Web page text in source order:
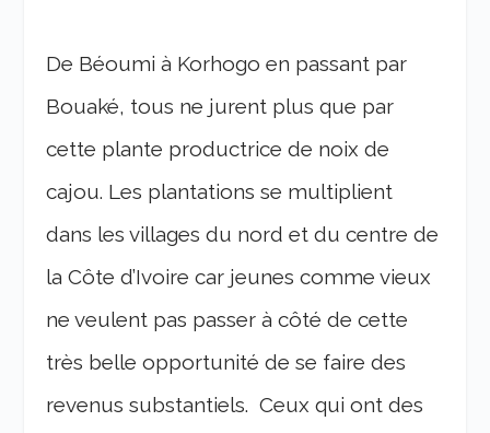
De Béoumi à Korhogo en passant par
Bouaké, tous ne jurent plus que par
cette plante productrice de noix de
cajou. Les plantations se multiplient
dans les villages du nord et du centre de
la Côte d’Ivoire car jeunes comme vieux
ne veulent pas passer à côté de cette
très belle opportunité de se faire des
revenus substantiels. Ceux qui ont des